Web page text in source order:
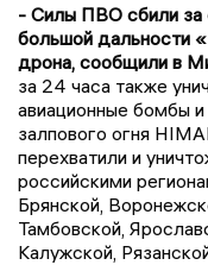
- Силы ПВО сбили за
большой дальности
дрона, сообщили в
за 24 часа также
авиационные бомбы
залпового огня
перехватили и
российскими
Брянской,
Тамбовской,
Калужской,